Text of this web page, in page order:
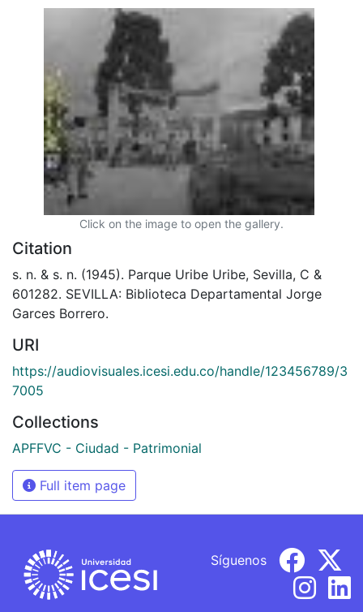
Click on the image to open the gallery.
Citation
s. n. & s. n. (1945). Parque Uribe Uribe, Sevilla, C &
601282. SEVILLA: Biblioteca Departamental Jorge
Garces Borrero.
URI
https://audiovisuales.icesi.edu.co/handle/123456789/3
7005
Collections
APFFVC - Ciudad - Patrimonial
Full item page
Síguenos